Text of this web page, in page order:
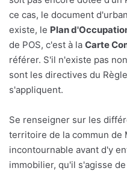
ce cas, le document
existe, le Plan
de POS, c'est à la Carte
référer. S'il n'existe pas
sont les directives du
s'appliquent.
Se renseigner sur les
territoire de la commun de
incontournable avant d'y
immobilier, qu'il s'agisse